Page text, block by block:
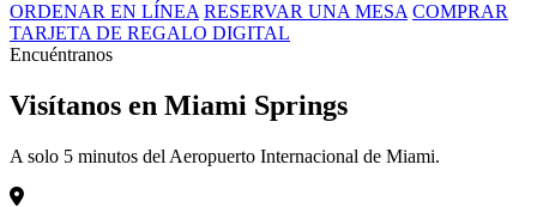
ORDENAR EN LÍNEA RESERVAR UNA MESA COMPRAR
TARJETA DE REGALO DIGITAL
Encuéntranos
Visítanos en Miami Springs
A solo 5 minutos del Aeropuerto Internacional de Miami.